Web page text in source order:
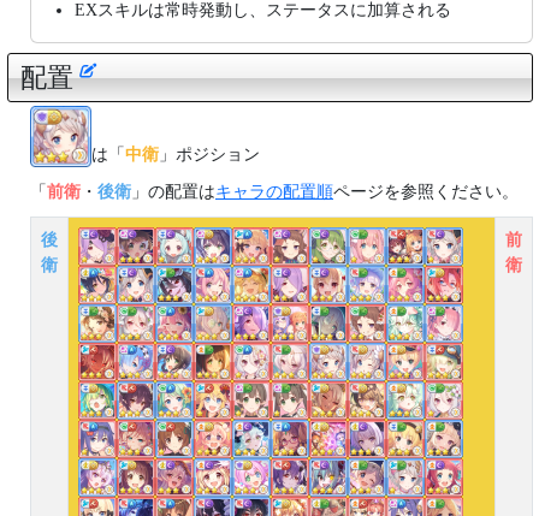
EXスキルは常時発動し、ステータスに加算される
配置
は「 中衛 」ポジション
「 前衛 ・ 後衛 」の配置はキャラの配置順ページを参照ください。
後
衛
前
衛